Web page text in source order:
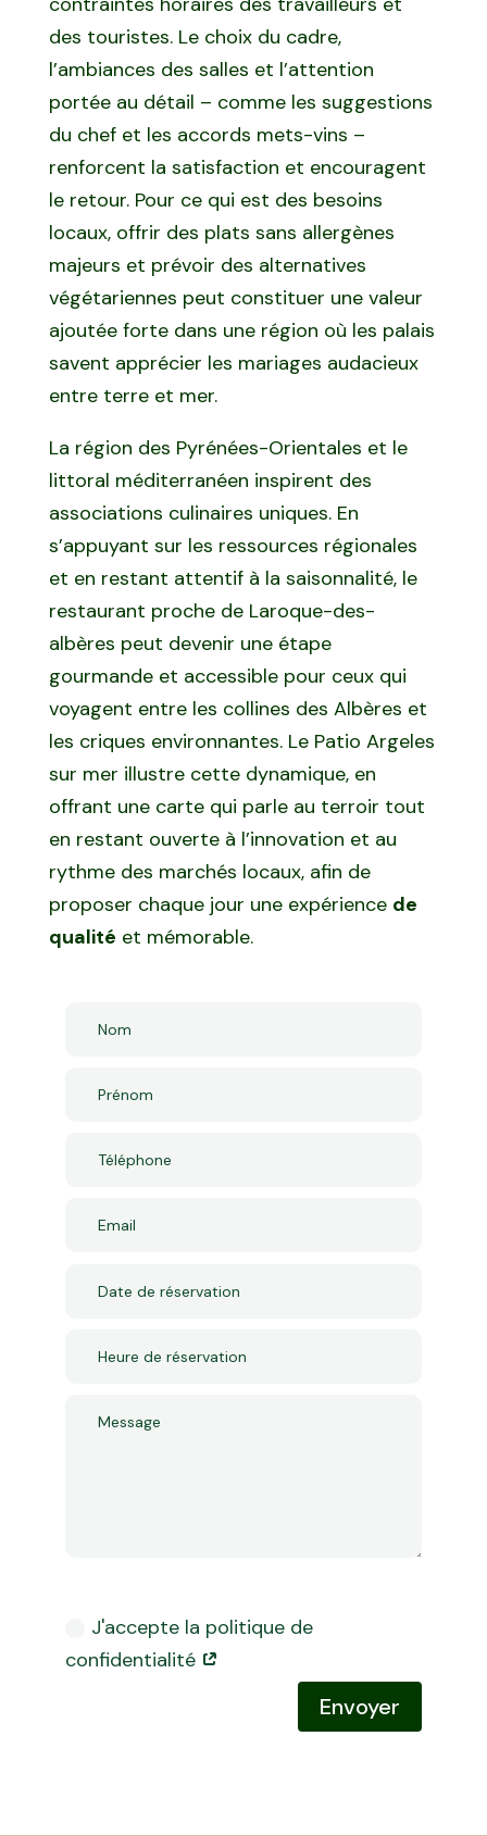
des touristes. Le choix du cadre,
l’ambiances des salles et l’attention
portée au détail – comme les suggestions
du chef et les accords mets-vins –
renforcent la satisfaction et encouragent
le retour. Pour ce qui est des besoins
locaux, offrir des plats sans allergènes
majeurs et prévoir des alternatives
végétariennes peut constituer une valeur
ajoutée forte dans une région où les palais
savent apprécier les mariages audacieux
entre terre et mer.
La région des Pyrénées-Orientales et le
littoral méditerranéen inspirent des
associations culinaires uniques. En
s’appuyant sur les ressources régionales
et en restant attentif à la saisonnalité, le
restaurant proche de Laroque-des-
albères peut devenir une étape
gourmande et accessible pour ceux qui
voyagent entre les collines des Albères et
les criques environnantes. Le Patio Argeles
sur mer illustre cette dynamique, en
offrant une carte qui parle au terroir tout
en restant ouverte à l’innovation et au
rythme des marchés locaux, afin de
proposer chaque jour une expérience de
qualité et mémorable.
J'accepte la politique de
confidentialité
Envoyer